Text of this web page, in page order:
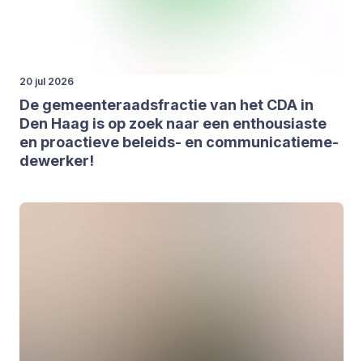
20 jul 2026
De gemeen­te­raads­frac­tie van het CDA in
Den Haag is op zoek naar een enthou­si­as­te
en pro­ac­tie­ve beleids- en com­mu­ni­ca­tie­me­
de­wer­ker!